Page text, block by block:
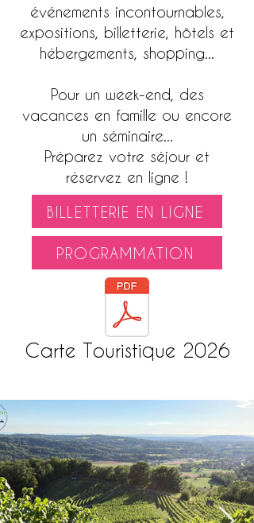
événements incontournables,
expositions, billetterie, hôtels et
hébergements, shopping...
Pour un week-end, des
vacances en famille ou encore
un séminaire...
Préparez votre séjour et
réservez en ligne !
BILLETTERIE EN LIGNE
PROGRAMMATION
Carte Touristique 2026